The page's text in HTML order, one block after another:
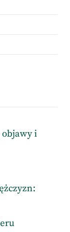
objawy i